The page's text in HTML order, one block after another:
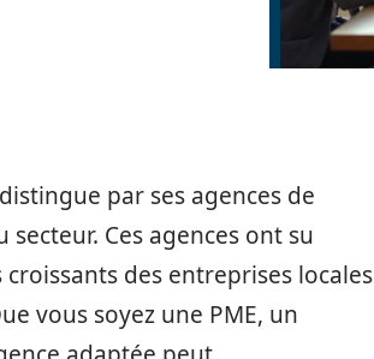
par ses agences de
Ces agences ont su
des entreprises locales
vous soyez une PME, un